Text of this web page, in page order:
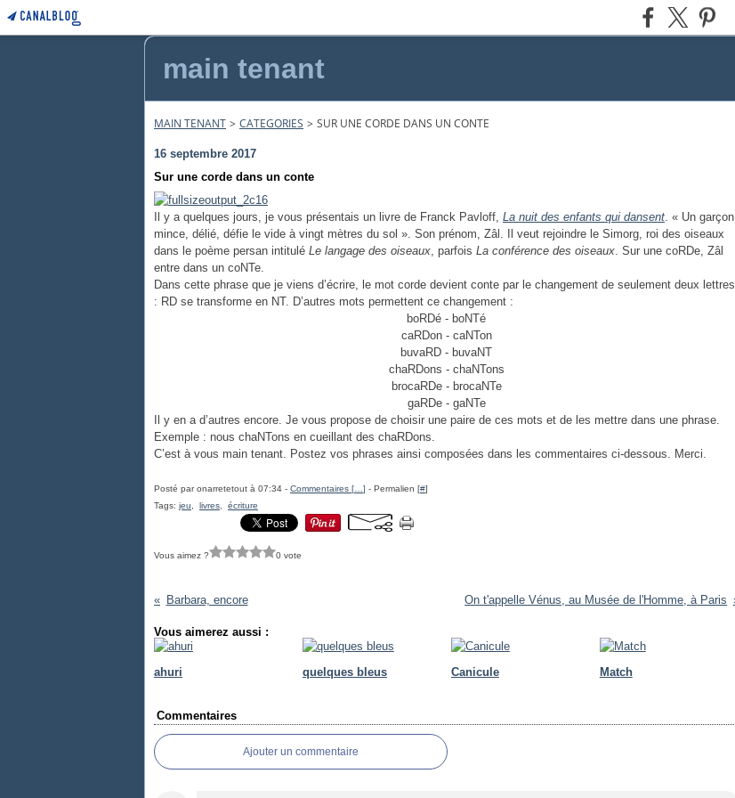
main tenant
MAIN TENANT > CATEGORIES > SUR UNE CORDE DANS UN CONTE
16 septembre 2017
Sur une corde dans un conte
Il y a quelques jours, je vous présentais un livre de Franck Pavloff, La nuit des enfants qui dansent. « Un garçon
mince, délié, défie le vide à vingt mètres du sol ». Son prénom, Zâl. Il veut rejoindre le Simorg, roi des oiseaux
dans le poème persan intitulé Le langage des oiseaux, parfois La conférence des oiseaux. Sur une coRDe, Zâl
entre dans un coNTe.
Dans cette phrase que je viens d’écrire, le mot corde devient conte par le changement de seulement deux lettres
: RD se transforme en NT. D’autres mots permettent ce changement :
boRDé - boNTé
caRDon - caNTon
buvaRD - buvaNT
chaRDons - chaNTons
brocaRDe - brocaNTe
gaRDe - gaNTe
Il y en a d’autres encore. Je vous propose de choisir une paire de ces mots et de les mettre dans une phrase.
Exemple : nous chaNTons en cueillant des chaRDons.
C’est à vous main tenant. Postez vos phrases ainsi composées dans les commentaires ci-dessous. Merci.
Posté par onarretetout à 07:34 - Commentaires [ ] - Permalien [#]
Tags: jeu livres écriture
Vous aimez ? 0 vote
Barbara, encore On t'appelle Vénus, au Musée de l'Homme, à Paris
Vous aimerez aussi :
ahuri quelques bleus Canicule Match
Commentaires
Ajouter un commentaire